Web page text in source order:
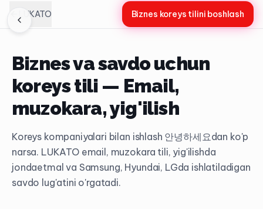
LUKATO Biznes koreys tilini boshlash
Biznes va savdo uchun
koreys tili — Email,
muzokara, yig'ilish
Koreys kompaniyalari bilan ishlash 안녕하세요dan ko'p
narsa. LUKATO email, muzokara tili, yig'ilishda
jondaetmal va Samsung, Hyundai, LGda ishlatiladigan
savdo lug'atini o'rgatadi.